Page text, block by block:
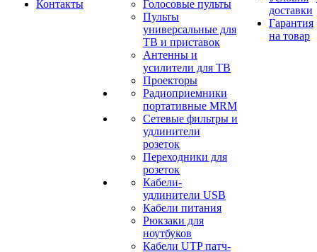
Контакты
Голосовые пульты
Пульты
универсальные для
ТВ и приставок
Антенны и
усилители для ТВ
Проекторы
Радиоприемники
портативные MRM
Сетевые фильтры и
удлинители
розеток
Переходники для
розеток
Кабели-
удлинители USB
Кабели питания
Рюкзаки для
ноутбуков
Кабели UTP патч-
доставки
Гарантия
на товар